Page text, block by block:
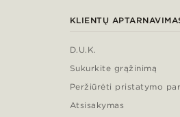
KLIENTŲ
D.U.K.
Sukurkite grąžinimą
Peržiūrėti pristatymo
Atsisakymas